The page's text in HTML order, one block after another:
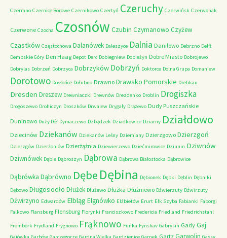
Czermno Czernice Borowe Czernikowo Czertyń Czeruchy Czerwińsk Czerwonak
Czerwone Czocha Czosnów Czubin Czymanowo Czyżew
Cząstków Częstochowa Dalanówek Daleszyce Dalnia Daniłowo Debrzno Delft
Dembskie Góry Den Haag Depot Derc Dobiegniew Dobieżyn Dobre Miasto Dobrojewo
Dobrylas Dobrzeń Dobrzyca Dobrzyków Dobrzyń Doktorce Dolna Grupa Domaniew
Dorotowo Dosłońce Dołubno Drawno Drawsko Pomorskie Drebkau
Dresden Dreszew Drewniaczki Drewnów Drezdenko Droblin Drogiszka
Drogoszewo Drohiczyn Droszków Drwalew Drygały Drążewo Dudy Puszczańskie
Duninowo Duży Dół Dymaczewo Dzbądzek Dziadkowice Dziarny Działdowo
Dziecinów Dziekanów Dziekanów Leśny Dziemiany Dzierzgowo Dzierzgoń
Dzierzgów Dzierżoniów Dzierżążnia Dziewierzewo Dziećmirowice Dziunin Dziwnów
Dziwnówek Dąbie Dąbroszyn Dąbrowa Dąbrowa Białostocka Dąbrowice
Dąbrówka Dąbrówno Dębe Dębina Dębionek Dębki Dęblin Dębniki
Dębowo Długosiodło Dłużek Dłużewo Dłużka Dłużniewo Dźwierzuty Dźwirzuty
Dźwirzyno Edwardów Elbląg Elgnówko Elżbietów Erurt Ełk Szyba Fabianki Faborgi
Falkowo Flansburg Flensburg Florynki Franciszkowo Fredericia Friedland Friedrichstahl
Frombork Frydland Frygnowo Frąknowo Funka Fynshav Gabrysin Gady Gaj
Gartz Garwolin